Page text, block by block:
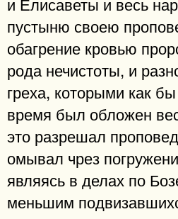
пустыню своею
обагрение кровью
рода нечистоты, и
греха, которыми как
время был обложен
это разрешал
омывал чрез
являясь в делах по
меньшим